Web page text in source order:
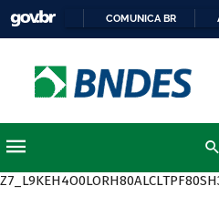
COMUNICA BR